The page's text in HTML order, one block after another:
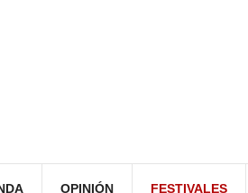
OPINIÓN FESTIVALES